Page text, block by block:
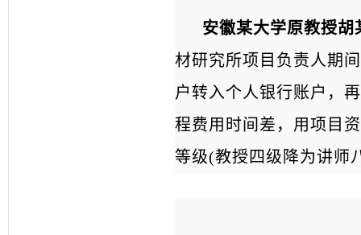
安徽某大学原教授
材研究所项目负责人期
户转入个人银行账户，
程费用时间差，用项目
等级(教授四级降为讲师